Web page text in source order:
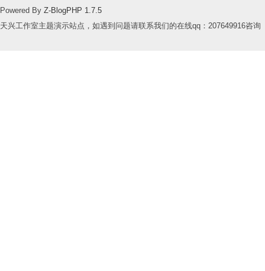
Powered By Z-BlogPHP 1.7.5
天兴工作室主题演示站点，如遇到问题请联系我们的在线qq：207649916咨询